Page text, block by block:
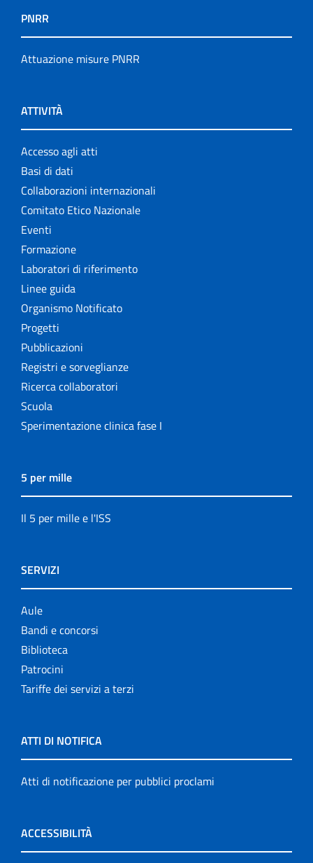
PNRR
Attuazione misure PNRR
ATTIVITÀ
Accesso agli atti
Basi di dati
Collaborazioni internazionali
Comitato Etico Nazionale
Eventi
Formazione
Laboratori di riferimento
Linee guida
Organismo Notificato
Progetti
Pubblicazioni
Registri e sorveglianze
Ricerca collaboratori
Scuola
Sperimentazione clinica fase I
5 per mille
Il 5 per mille e l'ISS
SERVIZI
Aule
Bandi e concorsi
Biblioteca
Patrocini
Tariffe dei servizi a terzi
ATTI DI NOTIFICA
Atti di notificazione per pubblici proclami
ACCESSIBILITÀ